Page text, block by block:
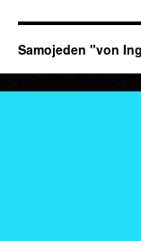
Samojeden "von